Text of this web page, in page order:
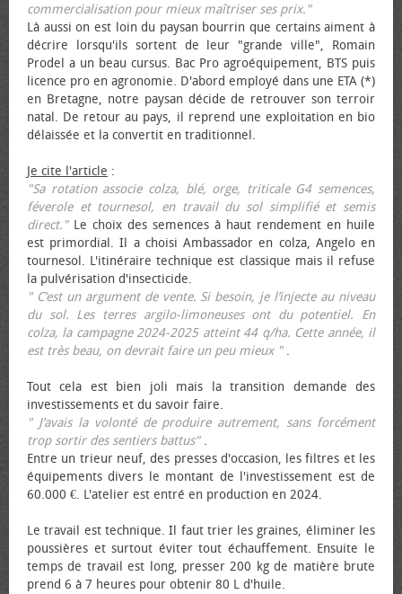
commercialisation pour mieux maîtriser ses prix."
Là aussi on est loin du paysan bourrin que certains aiment à
décrire lorsqu'ils sortent de leur "grande ville", Romain
Prodel a un beau cursus. Bac Pro agroéquipement, BTS puis
licence pro en agronomie. D'abord employé dans une ETA (*)
en Bretagne, notre paysan décide de retrouver son terroir
natal. De retour au pays, il reprend une exploitation en bio
délaissée et la convertit en traditionnel.
Je cite l'article :
"Sa rotation associe colza, blé, orge, triticale G4 semences,
féverole et tournesol, en travail du sol simplifié et semis
direct."Le choix des semences à haut rendement en huile
est primordial. Il a choisi Ambassador en colza, Angelo en
tournesol. L'itinéraire technique est classique mais il refuse
la pulvérisation d'insecticide.
" C’est un argument de vente. Si besoin, je l’injecte au niveau
du sol. Les terres argilo-limoneuses ont du potentiel. En
colza, la campagne 2024-2025 atteint 44 q/ha. Cette année, il
est très beau, on devrait faire un peu mieux ".
Tout cela est bien joli mais la transition demande des
investissements et du savoir faire.
" J’avais la volonté de produire autrement, sans forcément
trop sortir des sentiers battus".
Entre un trieur neuf, des presses d'occasion, les filtres et les
équipements divers le montant de l'investissement est de
60.000 €. L'atelier est entré en production en 2024.
Le travail est technique. Il faut trier les graines, éliminer les
poussières et surtout éviter tout échauffement. Ensuite le
temps de travail est long, presser 200 kg de matière brute
prend 6 à 7 heures pour obtenir 80 L d'huile.